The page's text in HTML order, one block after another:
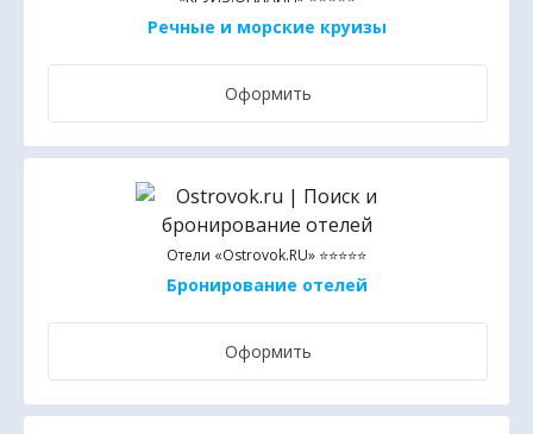
Речные и морские круизы
Оформить
Отели «Ostrovok.RU» ⭐⭐⭐⭐⭐
Бронирование отелей
Оформить